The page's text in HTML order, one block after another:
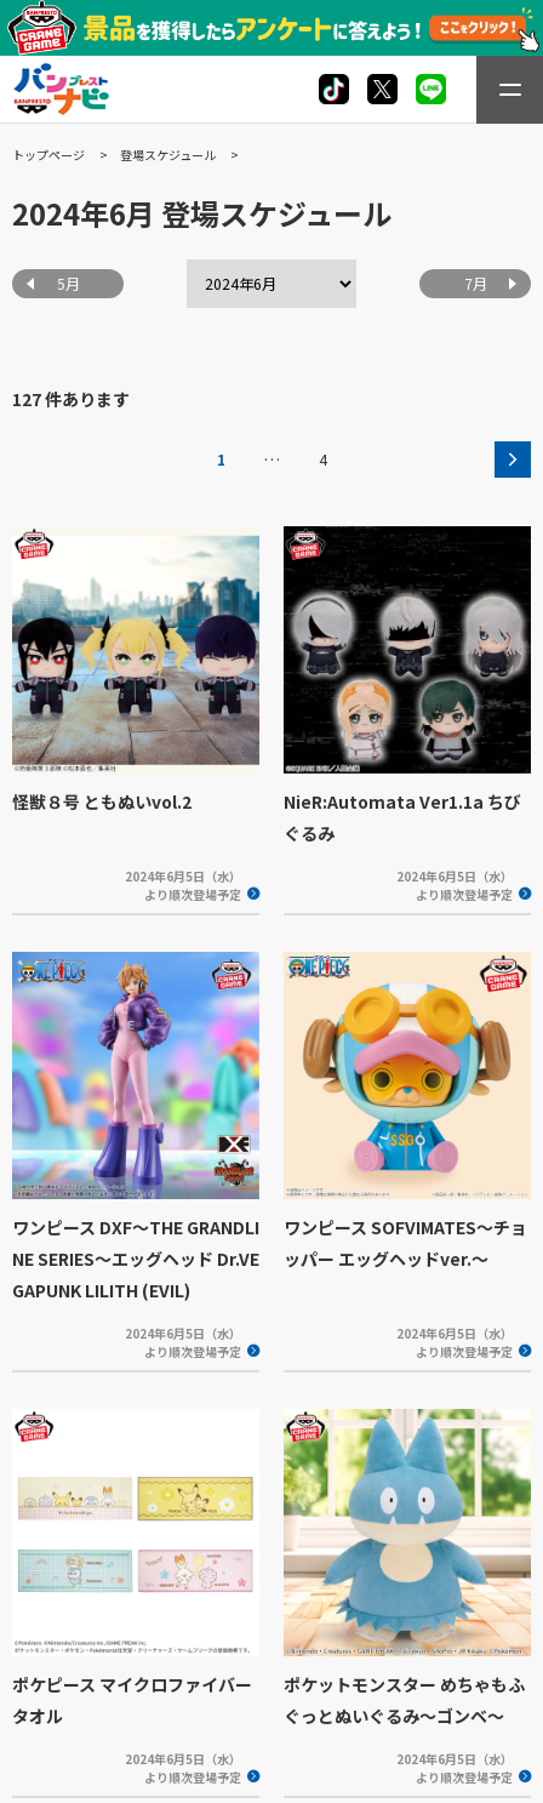
トップページ 登場スケジュール
2024年6月 登場スケジュール
5月 7月
127 件あります
1 … 4
怪獣８号 ともぬいvol.2
2024年6月5日（水）
より順次登場予定
NieR:Automata Ver1.1a ちび
ぐるみ
2024年6月5日（水）
より順次登場予定
ワンピース DXF～THE GRANDLI
NE SERIES～エッグヘッド Dr.VE
GAPUNK LILITH (EVIL)
2024年6月5日（水）
より順次登場予定
ワンピース SOFVIMATES～チョ
ッパー エッグヘッドver.～
2024年6月5日（水）
より順次登場予定
ポケピース マイクロファイバー
タオル
2024年6月5日（水）
より順次登場予定
ポケットモンスター めちゃもふ
ぐっとぬいぐるみ～ゴンベ～
2024年6月5日（水）
より順次登場予定